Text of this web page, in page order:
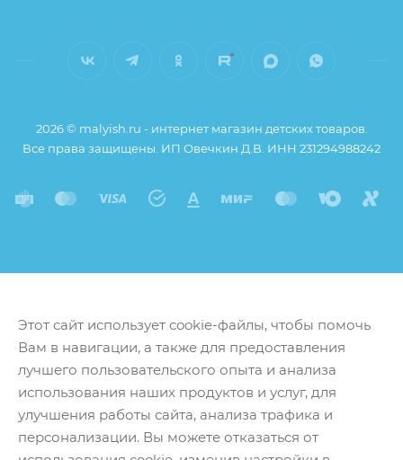
2026 © malyish.ru - интернет магазин детских товаров.
Все права защищены. ИП Овечкин Д.В. ИНН 231294988242
Этот сайт использует cookie-файлы, чтобы помочь
Вам в навигации, а также для предоставления
лучшего пользовательского опыта и анализа
использования наших продуктов и услуг, для
улучшения работы сайта, анализа трафика и
персонализации. Вы можете отказаться от